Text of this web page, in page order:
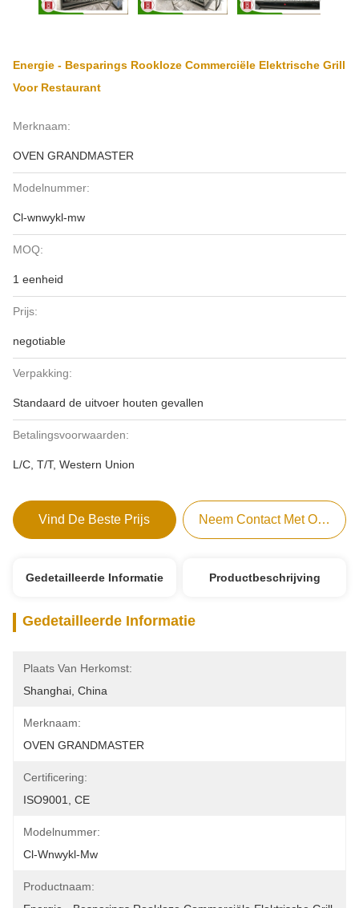
Energie - Besparings Rookloze Commerciële Elektrische Grill
Voor Restaurant
Merknaam:
OVEN GRANDMASTER
Modelnummer:
Cl-wnwykl-mw
MOQ:
1 eenheid
Prijs:
negotiable
Verpakking:
Standaard de uitvoer houten gevallen
Betalingsvoorwaarden:
L/C, T/T, Western Union
Vind De Beste Prijs Neem Contact Met Ons Op
Gedetailleerde Informatie Productbeschrijving
Gedetailleerde Informatie
Plaats Van Herkomst:
Shanghai, China
Merknaam:
OVEN GRANDMASTER
Certificering:
ISO9001, CE
Modelnummer:
Cl-Wnwykl-Mw
Productnaam: